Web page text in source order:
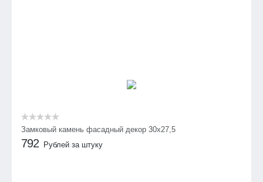
Замковый камень фасадный декор 30х27,5
792 Рублей за штуку